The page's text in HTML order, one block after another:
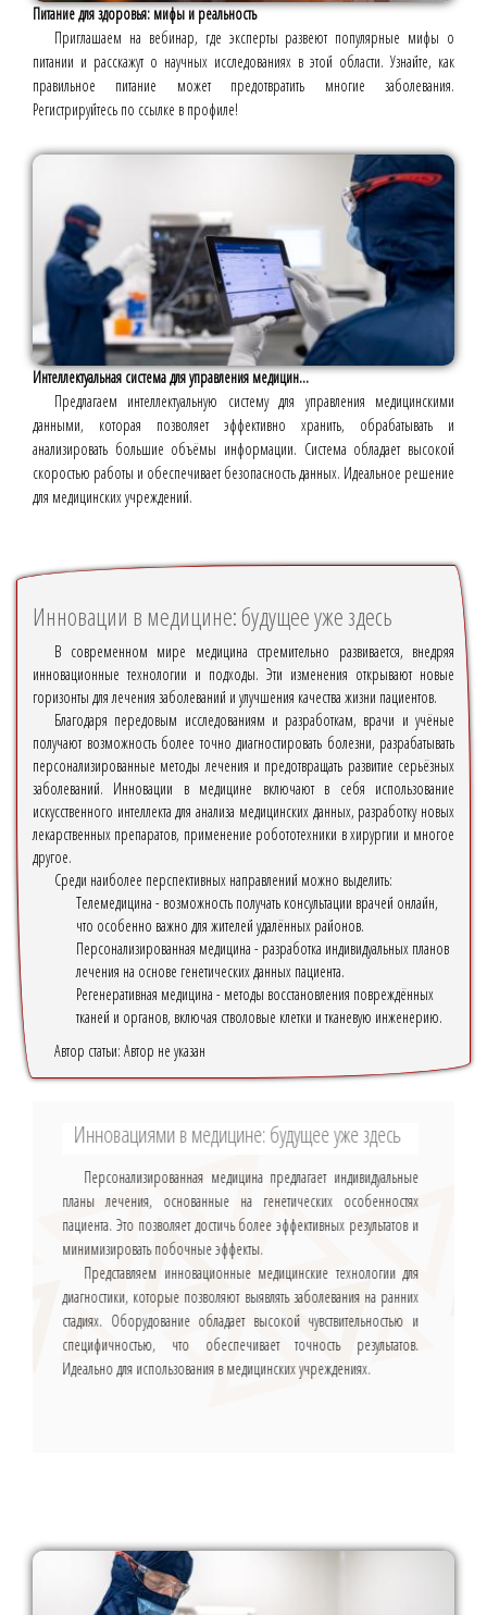
Питание для здоровья: мифы и реальность
Приглашаем на вебинар, где эксперты развеют популярные мифы о
питании и расскажут о научных исследованиях в этой области. Узнайте, как
правильное питание может предотвратить многие заболевания.
Регистрируйтесь по ссылке в профиле!
Интеллектуальная система для управления медицин...
Предлагаем интеллектуальную систему для управления медицинскими
данными, которая позволяет эффективно хранить, обрабатывать и
анализировать большие объёмы информации. Система обладает высокой
скоростью работы и обеспечивает безопасность данных. Идеальное решение
для медицинских учреждений.
Инновации в медицине: будущее уже здесь
В современном мире медицина стремительно развивается, внедряя
инновационные технологии и подходы. Эти изменения открывают новые
горизонты для лечения заболеваний и улучшения качества жизни пациентов.
Благодаря передовым исследованиям и разработкам, врачи и учёные
получают возможность более точно диагностировать болезни, разрабатывать
персонализированные методы лечения и предотвращать развитие серьёзных
заболеваний. Инновации в медицине включают в себя использование
искусственного интеллекта для анализа медицинских данных, разработку новых
лекарственных препаратов, применение робототехники в хирургии и многое
другое.
Среди наиболее перспективных направлений можно выделить:
Телемедицина - возможность получать консультации врачей онлайн,
что особенно важно для жителей удалённых районов.
Персонализированная медицина - разработка индивидуальных планов
лечения на основе генетических данных пациента.
Регенеративная медицина - методы восстановления повреждённых
тканей и органов, включая стволовые клетки и тканевую инженерию.
Автор статьи: Автор не указан
Инновациями в медицине: будущее уже здесь
Персонализированная медицина предлагает индивидуальные
планы лечения, основанные на генетических особенностях
пациента. Это позволяет достичь более эффективных результатов и
минимизировать побочные эффекты.
Представляем инновационные медицинские технологии для
диагностики, которые позволяют выявлять заболевания на ранних
стадиях. Оборудование обладает высокой чувствительностью и
специфичностью, что обеспечивает точность результатов.
Идеально для использования в медицинских учреждениях.